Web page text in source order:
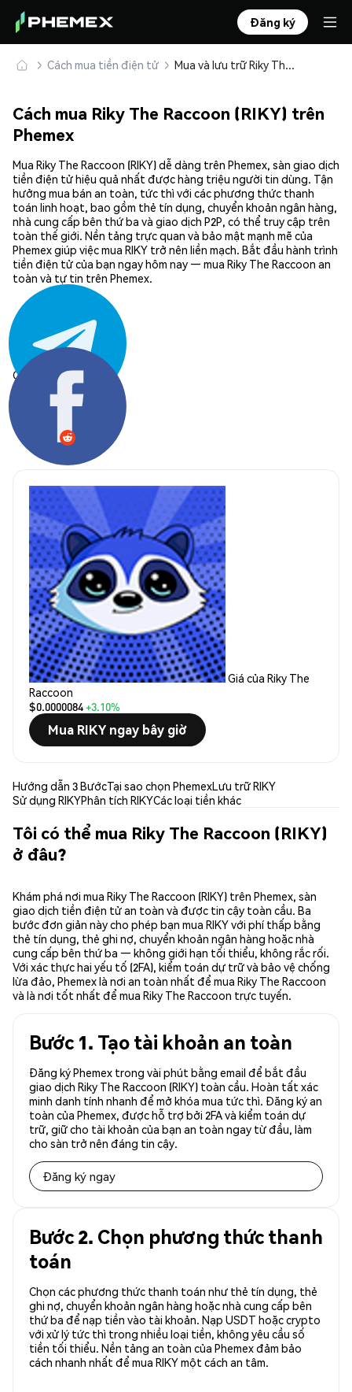
Đăng ký
Cách mua tiền điện tử Mua và lưu trữ Riky The Raccoon (RIKY) an toàn
Cách mua Riky The Raccoon (RIKY) trên
Phemex
Mua Riky The Raccoon (RIKY) dễ dàng trên Phemex, sàn giao dịch
tiền điện tử hiệu quả nhất được hàng triệu người tin dùng. Tận
hưởng mua bán an toàn, tức thì với các phương thức thanh
toán linh hoạt, bao gồm thẻ tín dụng, chuyển khoản ngân hàng,
nhà cung cấp bên thứ ba và giao dịch P2P, có thể truy cập trên
toàn thế giới. Nền tảng trực quan và bảo mật mạnh mẽ của
Phemex giúp việc mua RIKY trở nên liền mạch. Bắt đầu hành trình
tiền điện tử của bạn ngay hôm nay — mua Riky The Raccoon an
toàn và tự tin trên Phemex.
Chia sẻ:
Giá của Riky The
Raccoon
$0.0000084+3.10%
Mua RIKY ngay bây giờ
Hướng dẫn 3 BướcTại sao chọn PhemexLưu trữ RIKY
Sử dụng RIKYPhân tích RIKYCác loại tiền khác
Tôi có thể mua Riky The Raccoon (RIKY)
ở đâu?
Khám phá nơi mua Riky The Raccoon (RIKY) trên Phemex, sàn
giao dịch tiền điện tử an toàn và được tin cậy toàn cầu. Ba
bước đơn giản này cho phép bạn mua RIKY với phí thấp bằng
thẻ tín dụng, thẻ ghi nợ, chuyển khoản ngân hàng hoặc nhà
cung cấp bên thứ ba — không giới hạn tối thiểu, không rắc rối.
Với xác thực hai yếu tố (2FA), kiểm toán dự trữ và bảo vệ chống
lừa đảo, Phemex là nơi an toàn nhất để mua Riky The Raccoon
và là nơi tốt nhất để mua Riky The Raccoon trực tuyến.
Bước 1. Tạo tài khoản an toàn
Đăng ký Phemex trong vài phút bằng email để bắt đầu
giao dịch Riky The Raccoon (RIKY) toàn cầu. Hoàn tất xác
minh danh tính nhanh để mở khóa mua tức thì. Đăng ký an
toàn của Phemex, được hỗ trợ bởi 2FA và kiểm toán dự
trữ, giữ cho tài khoản của bạn an toàn ngay từ đầu, làm
cho sàn trở nên đáng tin cậy.
Đăng ký ngay
Bước 2. Chọn phương thức thanh
toán
Chọn các phương thức thanh toán như thẻ tín dụng, thẻ
ghi nợ, chuyển khoản ngân hàng hoặc nhà cung cấp bên
thứ ba để nạp tiền vào tài khoản. Nạp USDT hoặc crypto
với xử lý tức thì trong nhiều loại tiền, không yêu cầu số
tiền tối thiểu. Nền tảng an toàn của Phemex đảm bảo
cách nhanh nhất để mua RIKY một cách an tâm.